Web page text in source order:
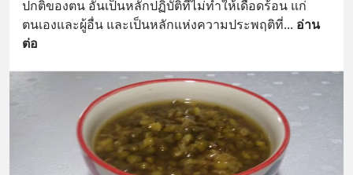
ปกติของตน อันเป็นหลักปฏิบัติที่ไม่ทำให้เดือดร้อน แก่
ตนเองและผู้อื่น และเป็นหลักแห่งความประพฤติที่... อ่าน
ต่อ